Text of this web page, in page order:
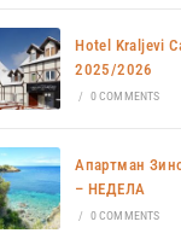
Hotel Kraljevi
2025/2026
/ 0 COMMENTS
Апартман
– НЕДЕЛА
/ 0 COMMENTS